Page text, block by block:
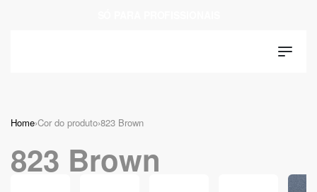
Home›Cor do produto›823 Brown
823 Brown